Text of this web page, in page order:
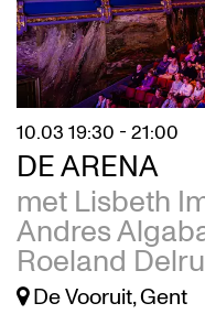
DE ARENA
met Lisbeth
Andres
Roeland
10.03 19:30 - 21:00
De Vooruit, Gent